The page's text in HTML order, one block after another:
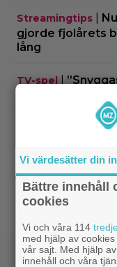
Streamingtips
gjorde fjolårets
lång
TV-spel
3
Trivia|Thrillern
6 biobiljetter –
Vi värdesätter din
Bättre innehåll
cookies
Vi och våra 114
med hjälp av
vår sajt. Med hjälp
innehåll och våra